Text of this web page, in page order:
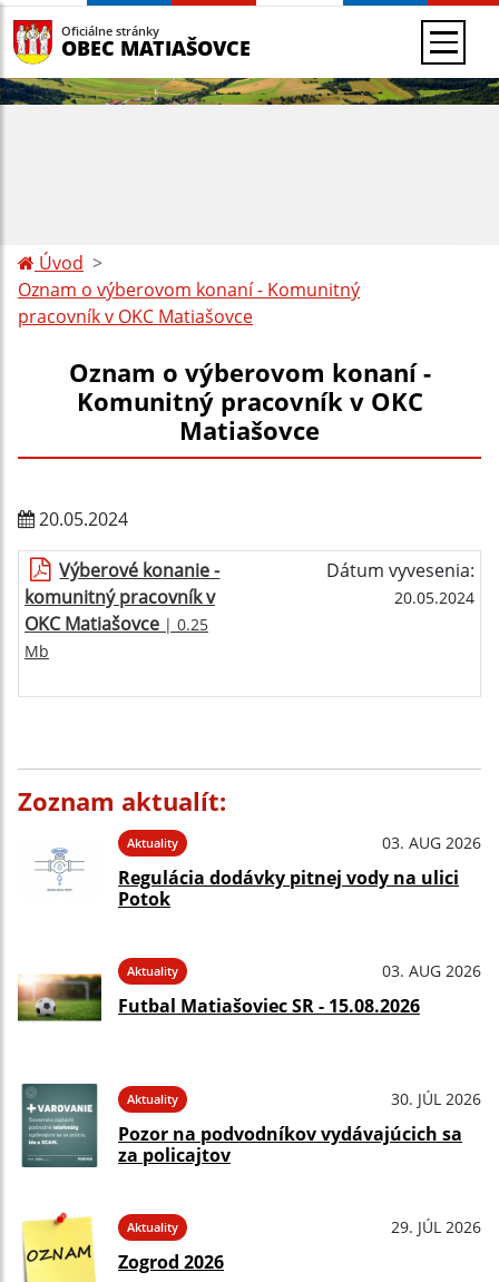
Oficiálne stránky
OBEC MATIAŠOVCE
Úvod
Oznam o výberovom konaní - Komunitný
pracovník v OKC Matiašovce
Oznam o výberovom konaní -
Komunitný pracovník v OKC
Matiašovce
20.05.2024
Výberové konanie -
komunitný pracovník v
OKC Matiašovce | 0.25
Mb
Dátum vyvesenia:
20.05.2024
Zoznam aktualít:
Aktuality 03. AUG 2026
Regulácia dodávky pitnej vody na ulici
Potok
Aktuality 03. AUG 2026
Futbal Matiašoviec SR - 15.08.2026
Aktuality 30. JÚL 2026
Pozor na podvodníkov vydávajúcich sa
za policajtov
Aktuality 29. JÚL 2026
Zogrod 2026